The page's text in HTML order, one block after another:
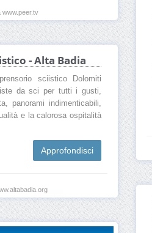
www.peer.tv
- Alta Badia
sciistico Dolomiti
da sci per tutti i gusti,
panorami indimenticabili,
e la calorosa ospitalità
Approfondisci